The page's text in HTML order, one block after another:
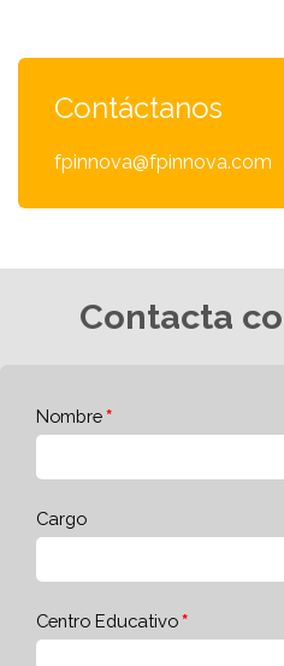
Contáctanos
fpinnova@fpinnova.com
Contacta
Nombre
Cargo
Centro Educativo